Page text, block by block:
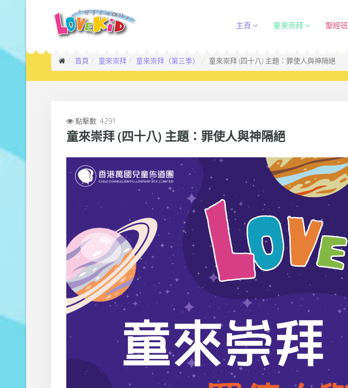
主頁 童來崇拜 聖經班
首頁 童來崇拜 童來崇拜（第三季） 童來崇拜 (四十八) 主題：罪使人與神隔絕
點擊數: 4291
童來崇拜 (四十八) 主題：罪使人與神隔絕